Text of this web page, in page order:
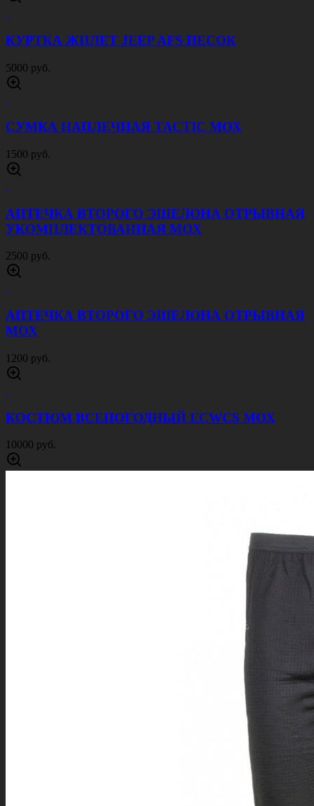
КУРТКА ЖИЛЕТ JEEP AFS ПЕСОК
5000 руб.
СУМКА НАПЛЕЧНАЯ TACTIC МОХ
1500 руб.
АПТЕЧКА ВТОРОГО ЭШЕЛОНА ОТРЫВНАЯ
УКОМПЛЕКТОВАННАЯ МОХ
2500 руб.
АПТЕЧКА ВТОРОГО ЭШЕЛОНА ОТРЫВНАЯ
МОХ
1200 руб.
КОСТЮМ ВСЕПОГОДНЫЙ ECWCS МОХ
10000 руб.